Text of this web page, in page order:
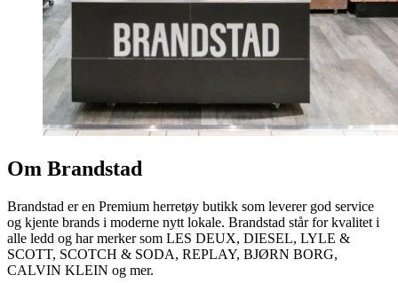
Om Brandstad
Brandstad er en Premium herretøy butikk som leverer god service
og kjente brands i moderne nytt lokale. Brandstad står for kvalitet i
alle ledd og har merker som LES DEUX, DIESEL, LYLE &
SCOTT, SCOTCH & SODA, REPLAY, BJØRN BORG,
CALVIN KLEIN og mer.